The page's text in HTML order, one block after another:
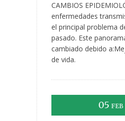
CAMBIOS
enfermedades
el principal problema
pasado. Este
cambiado debido
de vida.
05 FEB